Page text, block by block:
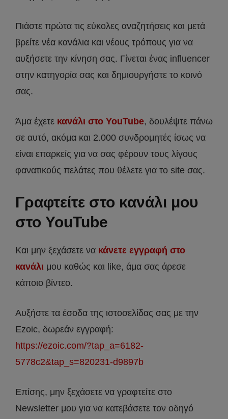
Πιάστε πρώτα τις εύκολες αναζητήσεις και μετά
βρείτε νέα κανάλια και νέους τρόπους για να
αυξήσετε την κίνηση σας. Γίνεται ένας influencer
στην κατηγορία σας και δημιουργήστε το κοινό
σας.
Άμα έχετε κανάλι στο YouTube, δουλέψτε πάνω
σε αυτό, ακόμα και 2.000 συνδρομητές ίσως να
είναι επαρκείς για να σας φέρουν τους λίγους
φανατικούς πελάτες που θέλετε για το site σας.
Γραφτείτε στο κανάλι μου
στο YouTube
Και μην ξεχάσετε να κάνετε εγγραφή στο
κανάλι μου καθώς και like, άμα σας άρεσε
κάποιο βίντεο.
Αυξήστε τα έσοδα της ιστοσελίδας σας με την
Ezoic, δωρεάν εγγραφή:
https://ezoic.com/?tap_a=6182-
5778c2&tap_s=820231-d9897b
Επίσης, μην ξεχάσετε να γραφτείτε στο
Newsletter μου για να κατεβάσετε τον οδηγό